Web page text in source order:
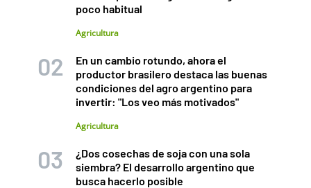
poco habitual
Agricultura
En un cambio rotundo, ahora el
productor brasilero destaca las buenas
condiciones del agro argentino para
invertir: "Los veo más motivados"
Agricultura
¿Dos cosechas de soja con una sola
siembra? El desarrollo argentino que
busca hacerlo posible